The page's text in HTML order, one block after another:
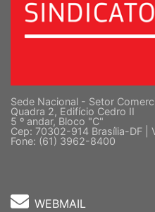
Sede Nacional - Setor
Quadra 2, Edifício Cedro II
5 º andar, Bloco "C"
Cep: 70302-914 Brasília-DF |
Fone: (61) 3962-8400
WEBMAIL